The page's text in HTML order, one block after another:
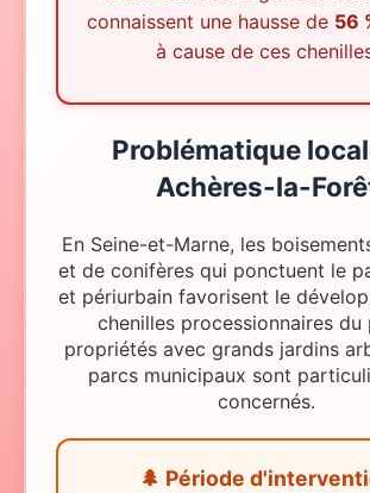
connaissent une hausse de 56
à cause de ces
Problématique
Achères-la-
En Seine-et-Marne, les
et de conifères qui ponctuent le
et périurbain favorisent le
chenilles processionnaires du
propriétés avec grands jardins
parcs municipaux sont
concernés.
🌲 Période